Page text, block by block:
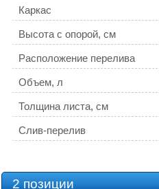
Каркас
Высота с опорой, см
Расположение перелива
Объем, л
Толщина листа, см
Слив-перелив
Ручки для ванн
2 позиции